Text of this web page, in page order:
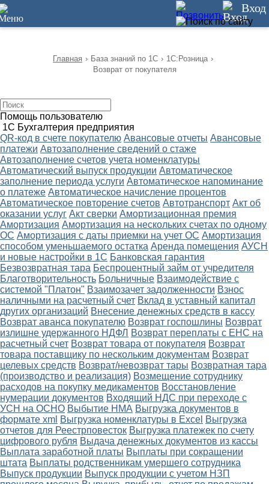
12 Вход
Главная › База знаний по 1С › 1С:Розница ›
Возврат от покупателя
Помощь пользователю
1С Бухгалтерия предприятия
QR-код в счете покупателю Авансовые отчеты Авансовые
платежи Автозаполнение сведений о стаже
Автозаполнение счетов учета номенклатуры
Автоматический выпуск продукции Автоматическое
заполнение периода услуги Автоматическое напоминание
о платеже Автоматическое начисление процентов
Автоматическое повторение счетов Автотранспорт Акт об
оказании услуг Акт сверки Амортизационная премия
Амортизация Амортизация на нескольких счетах по одному
ОС Амортизация с даты приемки на учет ОС Амортизация
способом уменьшаемого остатка Аренда помещения АУСН
и новые настройки в 1С Банковская гарантия
Безвозвратная тара Беспроцентный займ от учредителя
Благотворительность Больничные Взаимодействие с
системой "Платон" Взаимозачет задолженности Взнос
наличными на расчетный счет Вклад в уставный капитал
других организаций Внесение денежных средств в кассу
Возврат аванса покупателю Возврат госпошлины Возврат
излишне удержанного НДФЛ Возврат переплаты с ЕНС на
расчетный счет Возврат товара от покупателя Возврат
товара поставщику по нескольким документам Возврат
целевых средств Возврат/невозврат тары Возвратная тара
(производство и реализация) Возмещение сотруднику
расходов на покупку медикаментов Восстановление
нумерации документов Входящий НДС при переходе с
УСН на ОСНО Выбытие НМА Выгрузка документов в
формате xml Выгрузка номенклатуры в Excel Выгрузка
отчетов для Реестрповесток Выгрузка платежек по счету
цифрового рубля Выдача денежных документов из кассы
Выплата заработной платы Выплаты при сокращении
штата Выплаты родственникам умершего сотрудника
Выпуск продукции Выпуск продукции с учетом НЗП